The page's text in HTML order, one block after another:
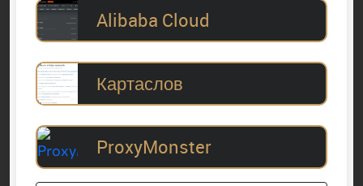
Alibaba Cloud
Картаслов
ProxyMonster